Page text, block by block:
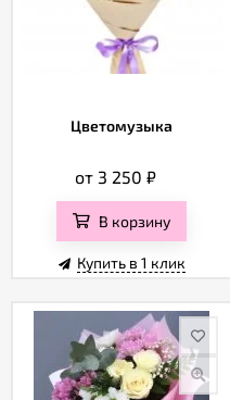
Цветомузыка
от 3 250 ₽
В корзину
Купить в 1 клик